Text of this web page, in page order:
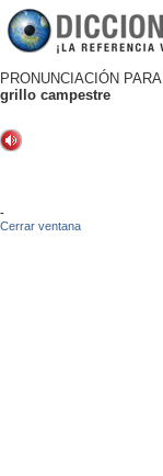
PRONUNCIACIÓN PARA
grillo campestre
-
Cerrar ventana